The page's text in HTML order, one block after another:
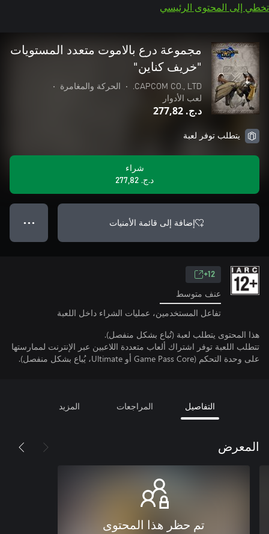
تخطي إلى المحتوى الرئيسي
مجموعة درع بالاموت متعدد المستويات
"خريف كناين"
CAPCOM CO., LTD.
• الحركة والمغامرة
•
لعب الأدوار
د.ج.‏ 277,82
يتطلب توفر لعبة
شراء
د.ج.‏ 277,82
إضافة إلى قائمة الأمنيات ● ● ●
12+
عنف متوسط
تفاعل المستخدمين، عمليات الشراء داخل اللعبة
هذا المحتوى يتطلب لعبة (تُباع بشكل منفصل).
تتطلب اللعبة توفر اشتراك ألعاب متعددة اللاعبين عبر الإنترنت لممارستها
على وحدة التحكم (Game Pass Core أو Ultimate، يُباع بشكل منفصل).
التفاصيل المراجعات المزيد
المعرض
تم حظر هذا المحتوى